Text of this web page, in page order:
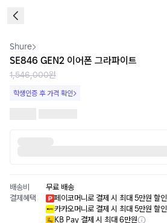
Shure
SE846 GEN2 이어폰 그라파이트
1,546,000원
학생인증 후 가격 확인
배송비
무료 배송
결제혜택
페이코머니로 결제 시 최대 5만원 할인
카카오머니로 결제 시 최대 5만원 할인
KB Pay 결제 시 최대 6만원